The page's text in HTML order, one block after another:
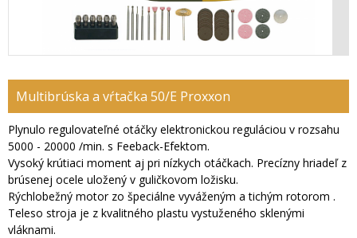
Multibrúska a vŕtačka 50/E Proxxon
Plynulo regulovateľné otáčky elektronickou reguláciou v rozsahu
5000 - 20000 /min. s Feeback-Efektom.
Vysoký krútiaci moment aj pri nízkych otáčkach. Precízny hriadeľ z
brúsenej ocele uložený v guličkovom ložisku.
Rýchlobežný motor zo špeciálne vyváženým a tichým rotorom .
Teleso stroja je z kvalitného plastu vystuženého sklenými
vláknami.